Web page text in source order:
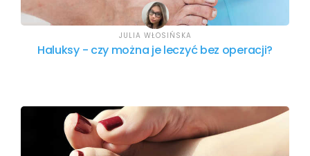
Haluksy - czy można je leczyć bez operacji?
JULIA WŁOSIŃSKA